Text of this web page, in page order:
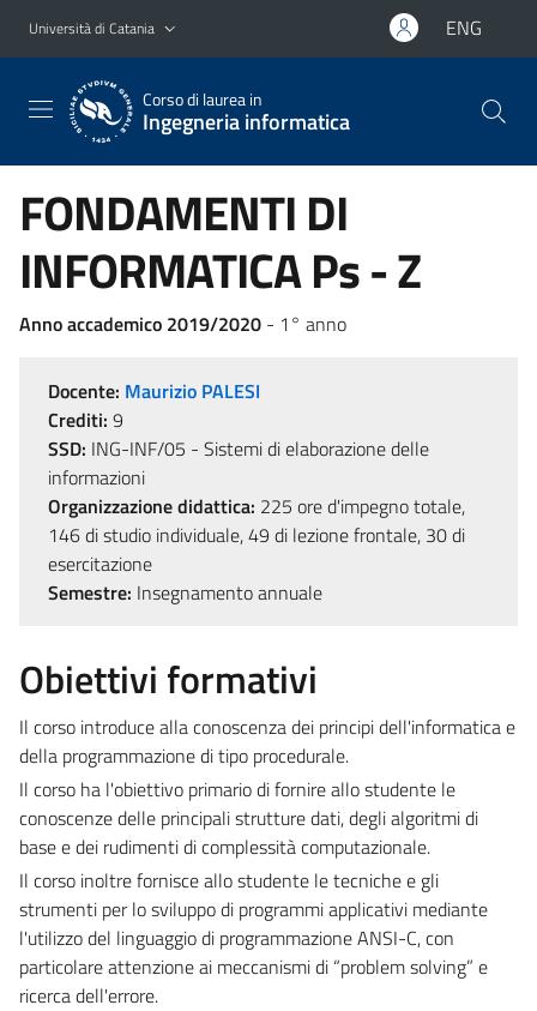
Vai al contenuto principale
Vai al menu di navigazione
Università di Catania ENG
Corso di laurea in
Ingegneria informatica
FONDAMENTI DI
INFORMATICA Ps - Z
Anno accademico 2019/2020 - 1° anno
Docente: Maurizio PALESI
Crediti: 9
SSD: ING-INF/05 - Sistemi di elaborazione delle
informazioni
Organizzazione didattica: 225 ore d'impegno totale,
146 di studio individuale, 49 di lezione frontale, 30 di
esercitazione
Semestre: Insegnamento annuale
Obiettivi formativi
Il corso introduce alla conoscenza dei principi dell'informatica e
della programmazione di tipo procedurale.
Il corso ha l'obiettivo primario di fornire allo studente le
conoscenze delle principali strutture dati, degli algoritmi di
base e dei rudimenti di complessità computazionale.
Il corso inoltre fornisce allo studente le tecniche e gli
strumenti per lo sviluppo di programmi applicativi mediante
l'utilizzo del linguaggio di programmazione ANSI-C, con
particolare attenzione ai meccanismi di “problem solving” e
ricerca dell'errore.